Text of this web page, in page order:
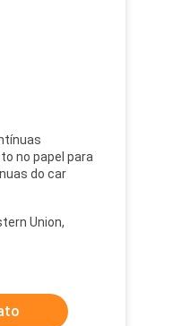
no papel para
do car
Union,